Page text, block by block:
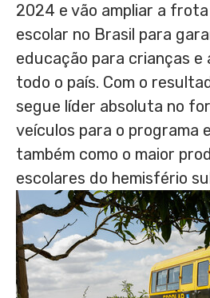
2024 e vão ampliar a
escolar no Brasil para
educação para crianças e
todo o país. Com o
segue líder absoluta no
veículos para o programa
também como o maior
escolares do hemisfério